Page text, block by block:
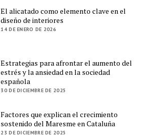
El alicatado como elemento clave en el
diseño de interiores
14 DE ENERO DE 2026
Estrategias para afrontar el aumento del
estrés y la ansiedad en la sociedad
española
30 DE DICIEMBRE DE 2025
Factores que explican el crecimiento
sostenido del Maresme en Cataluña
23 DE DICIEMBRE DE 2025